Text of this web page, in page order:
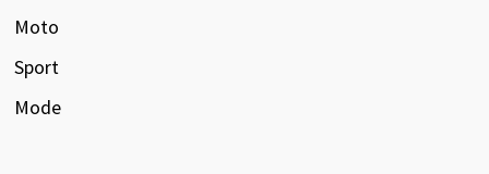
Moto
Sport
Mode